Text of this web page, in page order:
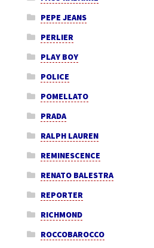
PEPE JEANS
PERLIER
PLAY BOY
POLICE
POMELLATO
PRADA
RALPH LAUREN
REMINESCENCE
RENATO BALESTRA
REPORTER
RICHMOND
ROCCOBAROCCO